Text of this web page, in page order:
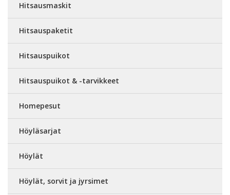
Hitsausmaskit
Hitsauspaketit
Hitsauspuikot
Hitsauspuikot & -tarvikkeet
Homepesut
Höyläsarjat
Höylät
Höylät, sorvit ja jyrsimet